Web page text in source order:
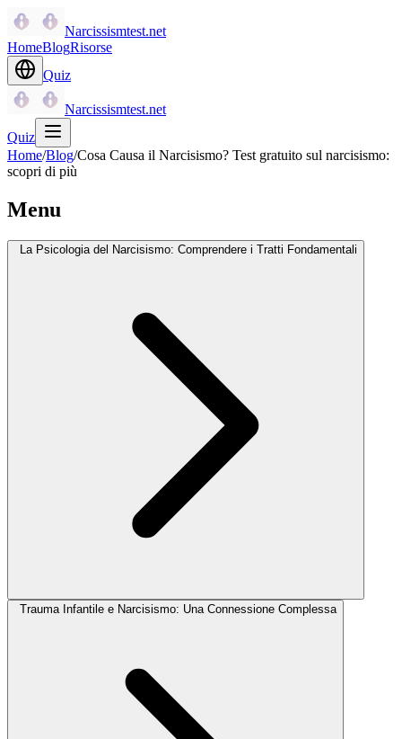
Narcissismtest.net
HomeBlogRisorse
Quiz
Narcissismtest.net
Quiz
Home/Blog/Cosa Causa il Narcisismo? Test gratuito sul narcisismo:
scopri di più
Menu
La Psicologia del Narcisismo: Comprendere i Tratti Fondamentali
Trauma Infantile e Narcisismo: Una Connessione Complessa